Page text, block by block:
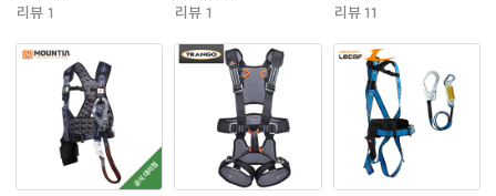
리뷰 1 리뷰 1 리뷰 11